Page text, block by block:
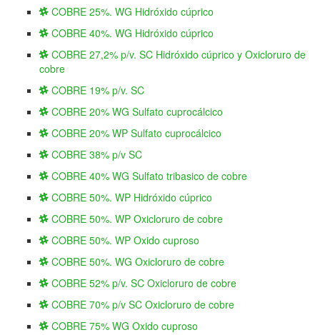
COBRE 25%. WG Hidróxido cúprico
COBRE 40%. WG Hidróxido cúprico
COBRE 27,2% p/v. SC Hidróxido cúprico y Oxicloruro de
cobre
COBRE 19% p/v. SC
COBRE 20% WG Sulfato cuprocálcico
COBRE 20% WP Sulfato cuprocálcico
COBRE 38% p/v SC
COBRE 40% WG Sulfato tribasico de cobre
COBRE 50%. WP Hidróxido cúprico
COBRE 50%. WP Oxicloruro de cobre
COBRE 50%. WP Oxido cuproso
COBRE 50%. WG Oxicloruro de cobre
COBRE 52% p/v. SC Oxicloruro de cobre
COBRE 70% p/v SC Oxicloruro de cobre
COBRE 75% WG Oxido cuproso